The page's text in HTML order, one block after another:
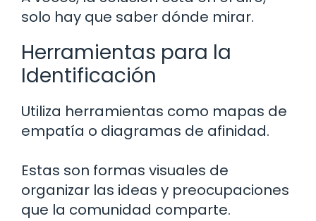
solo hay que saber dónde mirar.
Herramientas para la
Identificación
Utiliza herramientas como mapas de
empatía o diagramas de afinidad.
Estas son formas visuales de
organizar las ideas y preocupaciones
que la comunidad comparte.